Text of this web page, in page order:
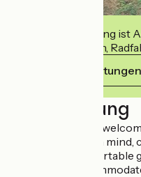
Diese Einrichtung ist
verpflichtet sich,
Ihre
Beschreibung
Hélène & Thierry
your well-being in mind,
Our bright, comfortable
garden, can